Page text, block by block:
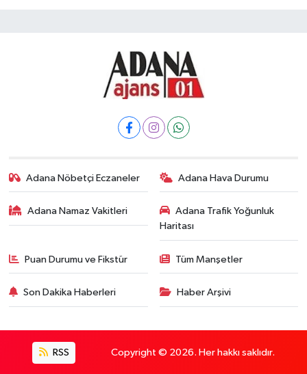
Adana Nöbetçi Eczaneler Adana Hava Durumu
Adana Namaz Vakitleri
Adana Trafik Yoğunluk
Haritası
Puan Durumu ve Fikstür Tüm Manşetler
Son Dakika Haberleri Haber Arşivi
RSS Copyright © 2026. Her hakkı saklıdır.